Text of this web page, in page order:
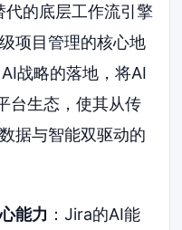
的底层工作流引擎
项目管理的核心地
战略的落地，将AI
台生态，使其从传
据与智能双驱动的
能力 ：Jira的AI能